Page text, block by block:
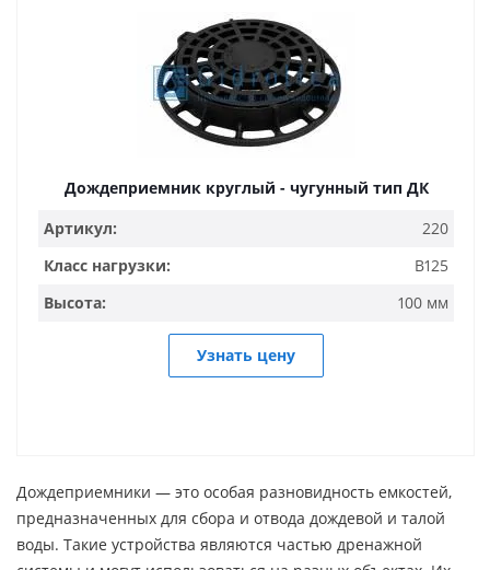
Дождеприемник круглый - чугунный тип ДК
Артикул:
220
Класс нагрузки:
B125
Высота:
100 мм
Узнать цену
Дождеприемники — это особая разновидность емкостей,
предназначенных для сбора и отвода дождевой и талой
воды. Такие устройства являются частью дренажной